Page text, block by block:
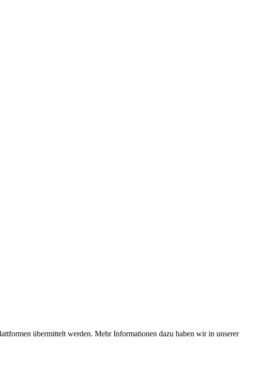
übermittelt werden. Mehr Informationen dazu haben wir in unserer